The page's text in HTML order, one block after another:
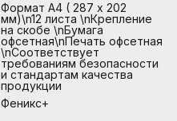
Формат А4 ( 287 х 202
мм)\n12 листа \nКрепление
на скобе \nБумага
офсетная\nПечать офсетная
\nСоответствует
требованиям безопасности
и стандартам качества
продукции
Феникс+